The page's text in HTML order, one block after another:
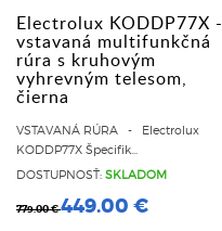
Electrolux KODDP77X -
vstavaná multifunkčná
rúra s kruhovým
vyhrevným telesom,
čierna
VSTAVANÁ RÚRA - Electrolux
KODDP77X Špecifik...
DOSTUPNOSŤ: SKLADOM
779.00 €449.00 €